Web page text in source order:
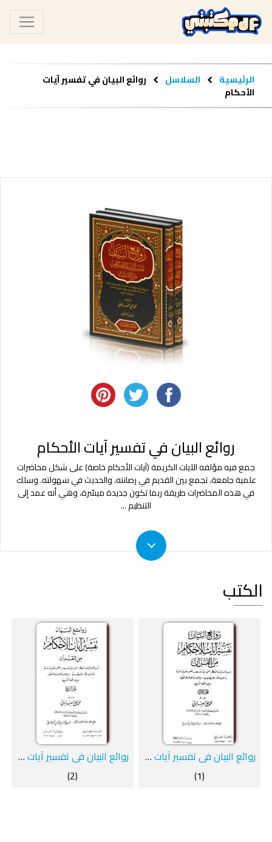
الرئيسية السلاسل روائع البيان في تفسير آيات
الأحكام
روائع البيان في تفسير آيات الأحكام
جمع فيه مؤلفه الآيات الكريمة (آيات الأحكام خاصة) على شكل محاضرات
علمية جامعة، تجمع بين القديم في رصانته، والحديث في سهولته. وسلك
في هذه المحاضرات طريقة ربما تكون جديدة ميسّرة، وهي أنه عمد إلى
التنظيم...
الكتب
روائع البيان في تفسير آيات الأحكام ج 1
(1)
روائع البيان في تفسير آيات الأحكام ج2
(2)